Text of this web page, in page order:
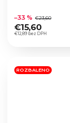
hodnotenie
produktu
je
hviezdičiek.
€12,89 bez DPH
–33 % €23,60
€15,60
ROZBALENO